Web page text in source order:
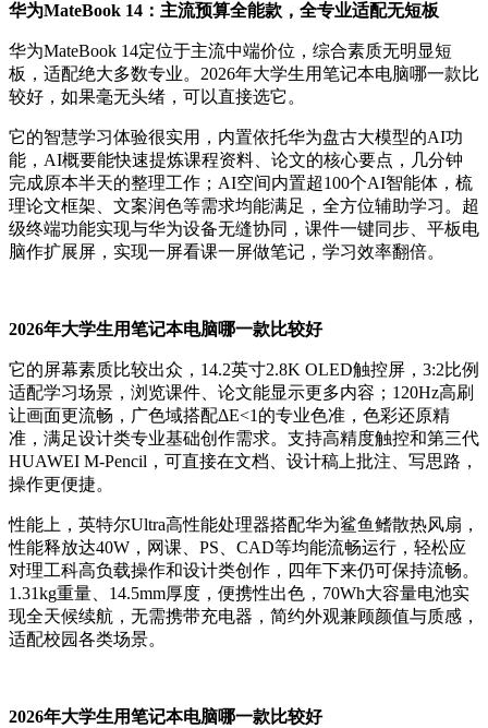
华为MateBook 14：主流预算全能款，全专业适配无短板
华为MateBook 14定位于主流中端价位，综合素质无明显短
板，适配绝大多数专业。2026年大学生用笔记本电脑哪一款比
较好，如果毫无头绪，可以直接选它。
它的智慧学习体验很实用，内置依托华为盘古大模型的AI功
能，AI概要能快速提炼课程资料、论文的核心要点，几分钟
完成原本半天的整理工作；AI空间内置超100个AI智能体，梳
理论文框架、文案润色等需求均能满足，全方位辅助学习。超
级终端功能实现与华为设备无缝协同，课件一键同步、平板电
脑作扩展屏，实现一屏看课一屏做笔记，学习效率翻倍。
2026年大学生用笔记本电脑哪一款比较好
它的屏幕素质比较出众，14.2英寸2.8K OLED触控屏，3:2比例
适配学习场景，浏览课件、论文能显示更多内容；120Hz高刷
让画面更流畅，广色域搭配ΔE<1的专业色准，色彩还原精
准，满足设计类专业基础创作需求。支持高精度触控和第三代
HUAWEI M-Pencil，可直接在文档、设计稿上批注、写思路，
操作更便捷。
性能上，英特尔Ultra高性能处理器搭配华为鲨鱼鳍散热风扇，
性能释放达40W，网课、PS、CAD等均能流畅运行，轻松应
对理工科高负载操作和设计类创作，四年下来仍可保持流畅。
1.31kg重量、14.5mm厚度，便携性出色，70Wh大容量电池实
现全天候续航，无需携带充电器，简约外观兼顾颜值与质感，
适配校园各类场景。
2026年大学生用笔记本电脑哪一款比较好